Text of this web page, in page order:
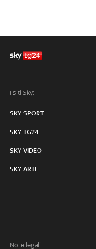
I siti Sky:
SKY SPORT
SKY TG24
SKY VIDEO
SKY ARTE
Note legali: